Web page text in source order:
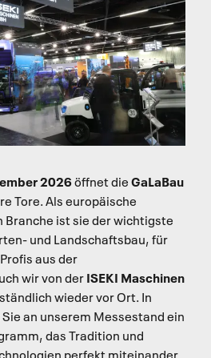
2026öffnet dieGaLaBau
Tore. Als europäische
Branche ist sie der wichtigste
und Landschaftsbau, für
aus der
wir von derISEKI Maschinen
wieder vor Ort. In
an unserem Messestand ein
das Tradition und
perfekt miteinander